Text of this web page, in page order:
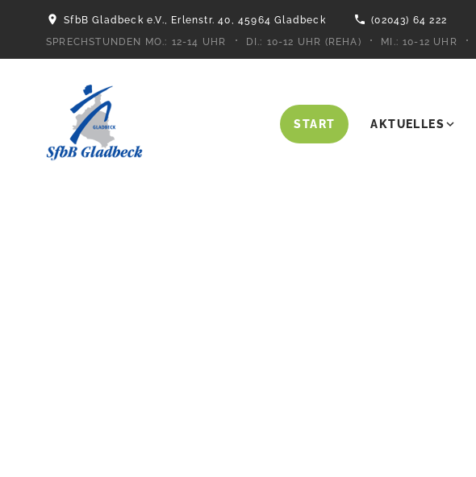
SfbB Gladbeck e.V., Erlenstr. 40, 45964 Gladbeck
(02043) 64 222
SPRECHSTUNDEN MO.: 12-14 UHR DI.: 10-12 UHR (REHA) MI.: 10-12 UHR
START AKTUELLES